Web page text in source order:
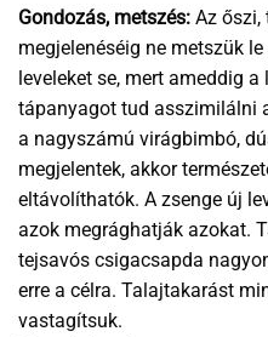
Gondozás, metszés: Az őszi,
megjelenéséig ne metszük
leveleket se, mert ameddig
tápanyagot tud asszimilálni
a nagyszámú virágbimbó,
megjelentek, akkor
eltávolíthatók. A zsenge új
azok megrághatják azokat.
tejsavós csigacsapda
erre a célra. Talajtakarást
vastagítsuk.